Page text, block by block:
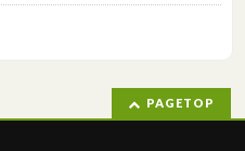
PAGETOP